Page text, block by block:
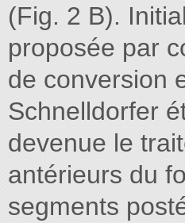
(Fig. 2 B).
proposée par
de conversion
Schnelldorfer
devenue le
antérieurs du
segments